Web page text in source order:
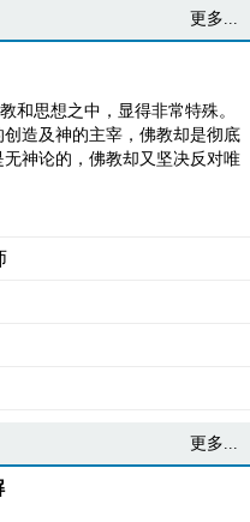
更多...
和思想之中，显得非常特殊。
造及神的主宰，佛教却是彻底
神论的，佛教却又坚决反对唯
更多...